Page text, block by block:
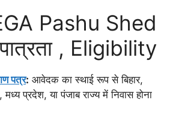
Pashu Shed
, Eligibility
पत्र: आवेदक का स्थाई रूप से बिहार,
मध्य प्रदेश, या पंजाब राज्य में निवास होना